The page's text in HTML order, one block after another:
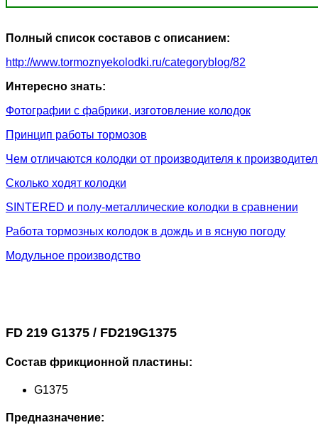
Полный список составов с описанием:
http://www.tormoznyekolodki.ru/categoryblog/82
Интересно знать:
Фотографии с фабрики, изготовление колодок
Принцип работы тормозов
Чем отличаются колодки от производителя к
Сколько ходят колодки
SINTERED и полу-металлические колодки в сравнении
Работа тормозных колодок в дождь и в ясную погоду
Модульное производство
FD 219 G1375 / FD219G1375
Состав фрикционной пластины:
G1375
Предназначение: